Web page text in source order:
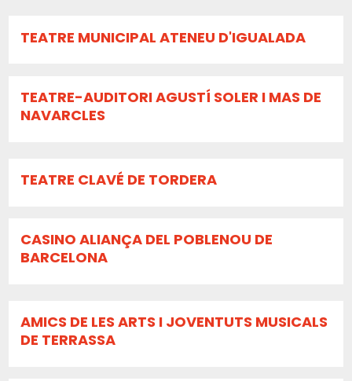
TEATRE MUNICIPAL ATENEU D'IGUALADA
TEATRE-AUDITORI AGUSTÍ SOLER I MAS DE
NAVARCLES
TEATRE CLAVÉ DE TORDERA
CASINO ALIANÇA DEL POBLENOU DE
BARCELONA
AMICS DE LES ARTS I JOVENTUTS MUSICALS
DE TERRASSA